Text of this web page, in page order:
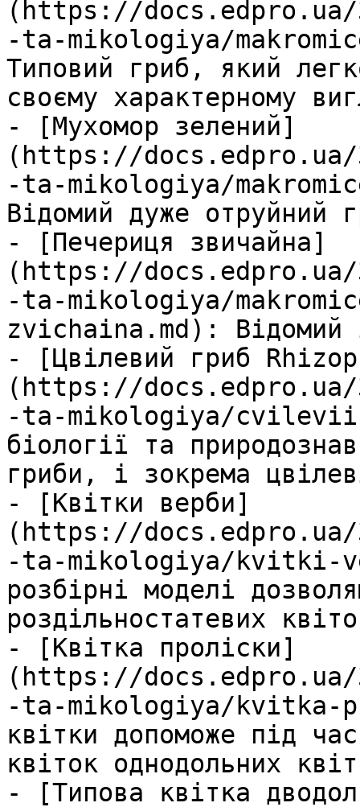
(https://docs.edpro.ua/
-ta-mikologiya/
Типовий гриб, який
своєму характерному
- [Мухомор зелений]
(https://docs.edpro.ua/
-ta-mikologiya/
Відомий дуже отруйний
- [Печериця звичайна]
(https://docs.edpro.ua/
-ta-mikologiya/
zvichaina.md): Відомий
- [Цвілевий гриб
(https://docs.edpro.ua/
-ta-mikologiya/
біології та
гриби, і зокрема
- [Квітки верби]
(https://docs.edpro.ua/
-ta-mikologiya/kvitki-
розбірні моделі
роздільностатевих
- [Квітка проліски]
(https://docs.edpro.ua/
-ta-mikologiya/kvitka-
квітки допоможе під
квіток однодольних
- [Типова квітка